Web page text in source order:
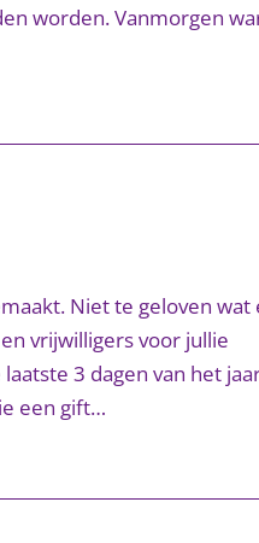
worden. Vanmorgen
Niet te geloven wat
vrijwilligers voor jullie
3 dagen van het
een gift…